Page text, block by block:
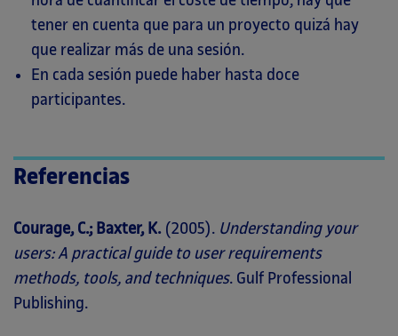
tener en cuenta que para un proyecto quizá hay
que realizar más de una sesión.
En cada sesión puede haber hasta doce
participantes.
Referencias
Courage, C.; Baxter, K.(2005). Understanding your
users: A practical guide to user requirements
methods, tools, and techniques. Gulf Professional
Publishing.